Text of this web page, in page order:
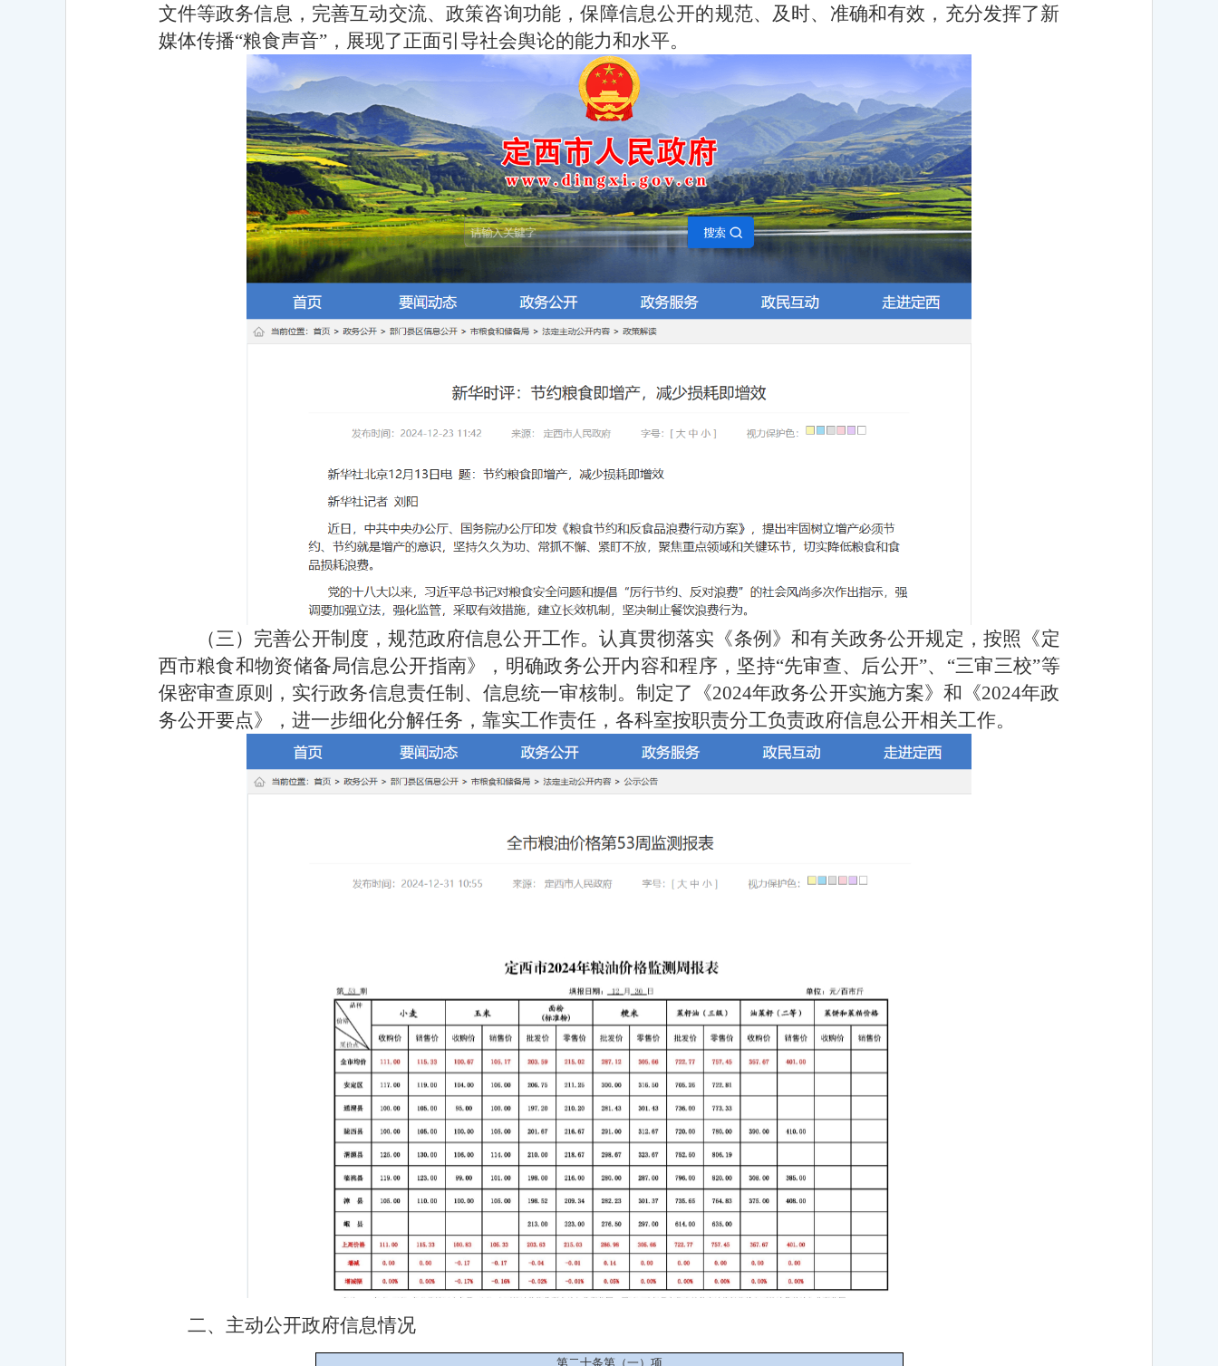
文件等政务信息，完善互动交流、政策咨询功能，保障信息公开的规范、及时、准确和有效，充分发挥了新
媒体传播“粮食声音”，展现了正面引导社会舆论的能力和水平。
（三）完善公开制度，规范政府信息公开工作。认真贯彻落实《条例》和有关政务公开规定，按照《定
西市粮食和物资储备局信息公开指南》，明确政务公开内容和程序，坚持“先审查、后公开”、“三审三校”等
保密审查原则，实行政务信息责任制、信息统一审核制。制定了《2024年政务公开实施方案》和《2024年政
务公开要点》，进一步细化分解任务，靠实工作责任，各科室按职责分工负责政府信息公开相关工作。
二、主动公开政府信息情况
第二十条第（一）项